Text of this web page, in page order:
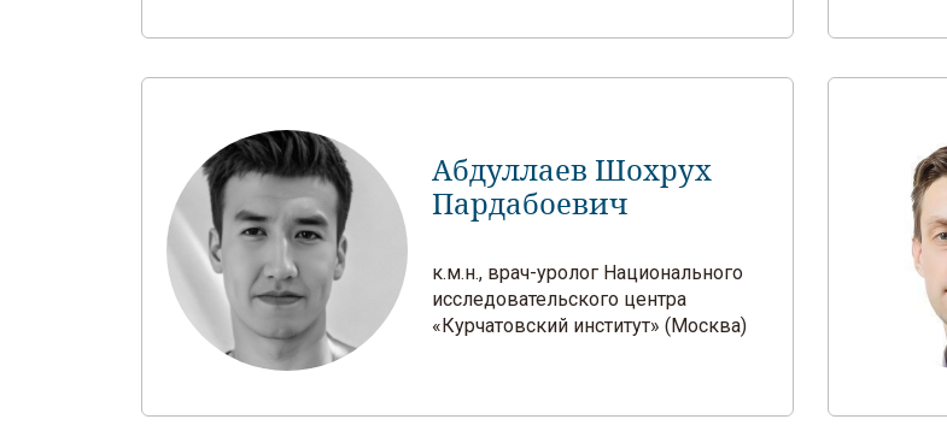
Абдуллаев Шохрух
Пардабоевич
к.м.н., врач-уролог Национального
исследовательского центра
«Курчатовский институт» (Москва)